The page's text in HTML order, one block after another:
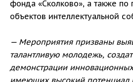
фонда «Сколково», а также по
объектов интеллектуальной
— Мероприятия призваны
талантливую молодежь,
демонстрации
имеющих высокий потенциал